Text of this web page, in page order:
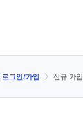
그인/가입 신규 가입